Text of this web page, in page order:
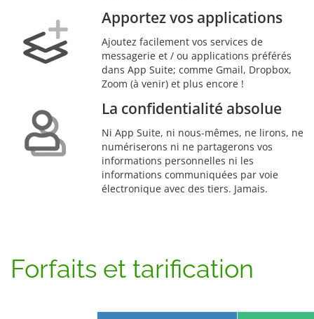
Apportez vos applications
Ajoutez facilement vos services de
messagerie et / ou applications préférés
dans App Suite; comme Gmail, Dropbox,
Zoom (à venir) et plus encore !
La confidentialité absolue
Ni App Suite, ni nous-mêmes, ne lirons, ne
numériserons ni ne partagerons vos
informations personnelles ni les
informations communiquées par voie
électronique avec des tiers. Jamais.
Forfaits et tarification